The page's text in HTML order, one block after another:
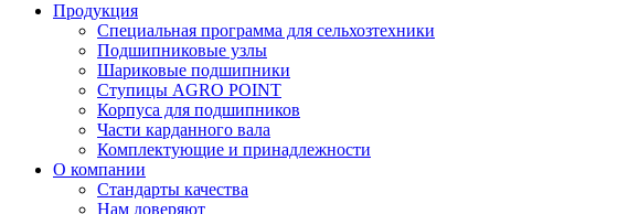
Продукция
Специальная программа для сельхозтехники
Подшипниковые узлы
Шариковые подшипники
Ступицы AGRO POINT
Корпуса для подшипников
Части карданного вала
Комплектующие и принадлежности
О компании
Стандарты качества
Нам доверяют